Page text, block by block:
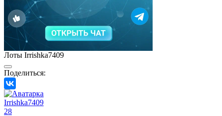
Лоты Irrishka7409
Поделиться:
Irrishka7409
28